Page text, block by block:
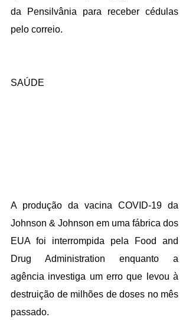
da Pensilvânia para receber cédulas
pelo correio.
SAÚDE
A produção da vacina COVID-19 da
Johnson & Johnson em uma fábrica dos
EUA foi interrompida pela Food and
Drug Administration enquanto a
agência investiga um erro que levou à
destruição de milhões de doses no mês
passado.